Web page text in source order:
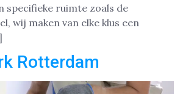
specifieke ruimte zoals de
wij maken van elke klus een
Rotterdam